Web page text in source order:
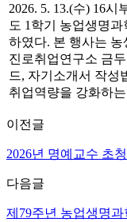
2026. 5. 13.(수) 16시
도 1학기 농업생명
하였다. 본 행사는
진로취업연구소 금
드, 자기소개서 작성
취업역량을 강화하
이전글
2026년 명예교수 초
다음글
제79주년 농업생명